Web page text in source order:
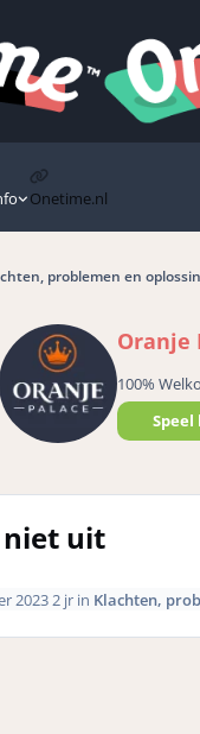
Onetime.nl
problemen en
Oranje
100%
Speel
uit
2023 2 jrin Klachten,